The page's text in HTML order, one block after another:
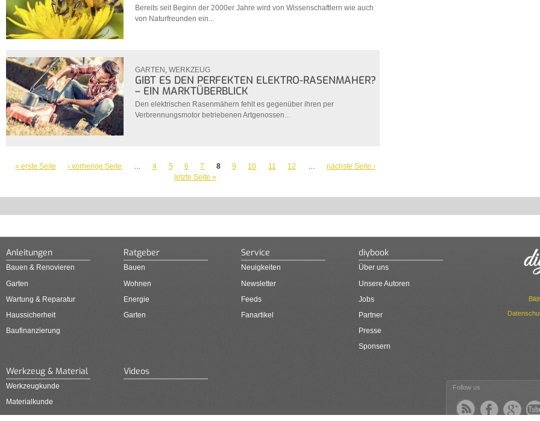
Bereits seit Beginn der 2000er Jahre wird von Wissenschaftlern wie auch
von Naturfreunden ein...
GARTEN , WERKZEUG
GIBT ES DEN PERFEKTEN ELEKTRO-RASENMÄHER?
– EIN MARKTÜBERBLICK
Den elektrischen Rasenmähern fehlt es gegenüber ihren per
Verbrennungsmotor betriebenen Artgenossen...
SEITEN
« erste Seite ‹ vorherige Seite … 4 5 6 7 8 9 10 11 12 …
nächste Seite ›
letzte Seite »
Anleitungen
Bauen & Renovieren
Garten
Wartung & Reparatur
Haussicherheit
Baufinanzierung
Ratgeber
Bauen
Wohnen
Energie
Garten
Service
Neuigkeiten
Newsletter
Feeds
Fanartikel
diybook
Über uns
Unsere Autoren
Jobs
Partner
Presse
Sponsern
Werkzeug & Material
Werkzeugkunde
Materialkunde
Videos
Follow us